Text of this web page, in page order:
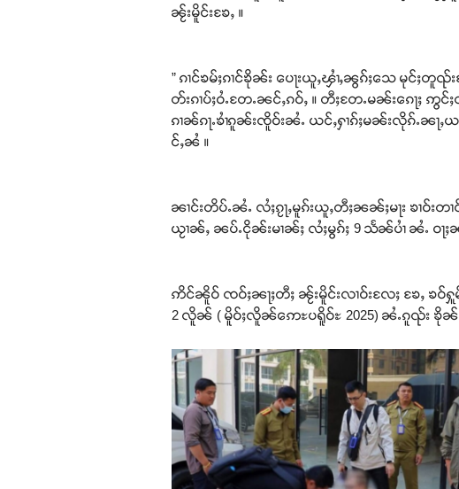
ၼႂ်းမိူင်းၶႄႇ ။
” ၵၢင်ၶမ်ႈၵၢင်ၶိုၼ်း ပေႃးယူႇၾၢႆႇၼွၵ်ႈသေ မုင်
တ်းၵၢပ်ႈဝႆႉတႄႉၼင်ႇၵဝ်ႇ ။ တီႈတႄႉမၼ်းၵေႃႈ ဢွင်
ၵၢၼ်ၵႃႉၶၢႆၵူၼ်းၸိူဝ်းၼႆႉ ယင်ႇႁၢၵ်ႈမၼ်းလိုၵ်ႉ
င်ႇၼႆ ။
ၼၢင်းတိပ်ႉၼႆႉ လႆႈၵႂႃႇမူၵ်းယူႇတီႈၼၼ်ႈမႃး ၶ
ယႂၢၼ်ႇ ၼပ်ႉငိုၼ်းမၢၼ်ႈ လႆႈမွၵ်ႈ 9 သႅၼ်ပၢႆ ၼႆႉ ဝႃႈ
ဢိင်ၼိူဝ် ၸဝ်ႈၼႃႈတီႈ ၼႂ်းမိူင်းလၢဝ်းလႄႈ ၶႄႇ ၶ
2 လိူၼ် ( မိူဝ်ႈလိူၼ်ဢေႊပရိူဝ်ႊ 2025) ၼႆႉၵူၺ်း ၶိုၼ်းဝ